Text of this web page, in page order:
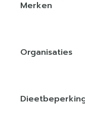
Merken
Organisaties